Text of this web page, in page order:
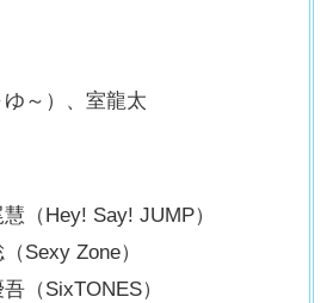
～）、室龍太
（Hey! Say! JUMP）
Sexy Zone）
（SixTONES）